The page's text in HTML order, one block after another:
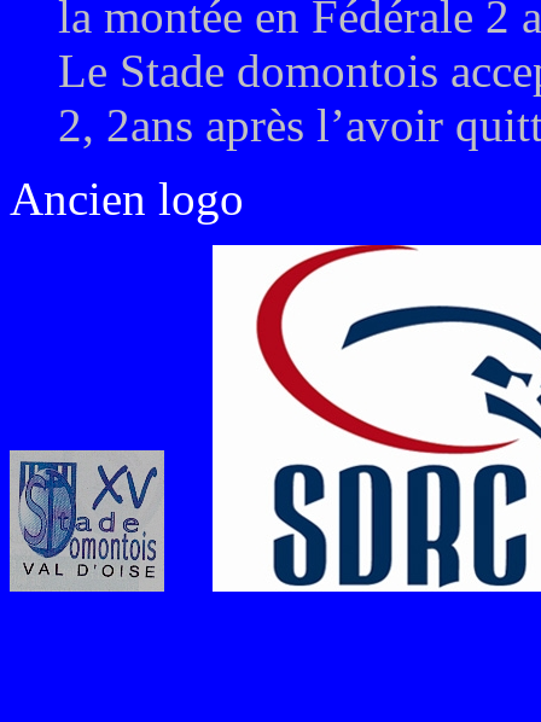
la montée en Fédérale 2
Le Stade domontois
2, 2ans après l’avoir
Ancien logo